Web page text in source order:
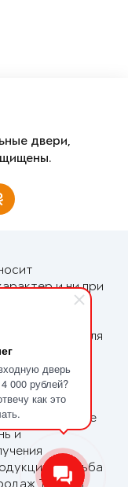
дверь
000 рублей?
как это
двери,
и ни при
офертой,
437
Федерации. Для
стоимости
в
городе.
право в любое
и
просьба
Torex в